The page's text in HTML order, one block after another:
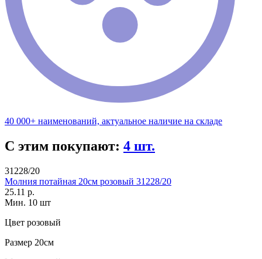
40 000+ наименований, актуальное наличие на складе
С этим покупают: 4 шт.
31228/20
Молния потайная 20см розовый 31228/20
25.11 р.
Мин. 10 шт
Цвет розовый
Размер 20см